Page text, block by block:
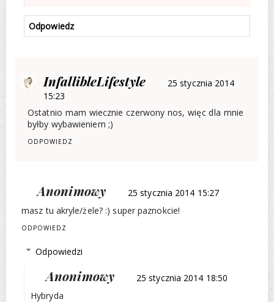
Odpowiedz
InfallibleLifestyle
25 stycznia 2014
15:23
Ostatnio mam wiecznie czerwony nos, więc dla mnie
byłby wybawieniem ;)
ODPOWIEDZ
Anonimowy
25 stycznia 2014 15:27
masz tu akryle/żele? :) super paznokcie!
ODPOWIEDZ
Odpowiedzi
Anonimowy
25 stycznia 2014 18:50
Hybryda